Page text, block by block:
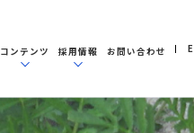
コンテンツ 採用情報 お問い合わせ